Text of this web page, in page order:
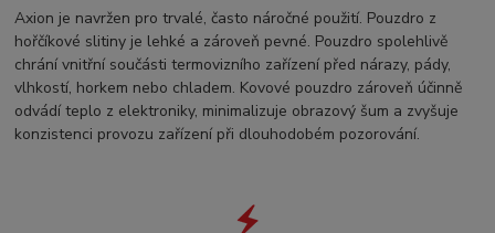
Axion je navržen pro trvalé, často náročné použití. Pouzdro z
hořčíkové slitiny je lehké a zároveň pevné. Pouzdro spolehlivě
chrání vnitřní součásti termovizního zařízení před nárazy, pády,
vlhkostí, horkem nebo chladem. Kovové pouzdro zároveň účinně
odvádí teplo z elektroniky, minimalizuje obrazový šum a zvyšuje
konzistenci provozu zařízení při dlouhodobém pozorování.